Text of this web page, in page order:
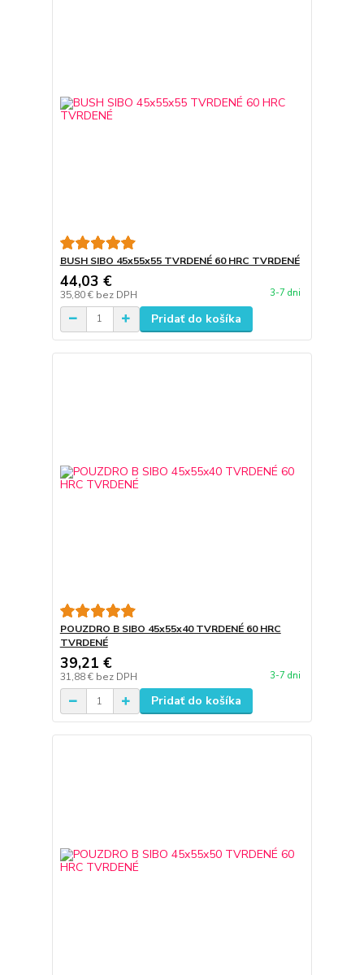
BUSH SIBO 45x55x55 TVRDENÉ 60 HRC TVRDENÉ
44,03 €
35,80 € bez DPH 3-7 dni
Pridať do košíka
POUZDRO B SIBO 45x55x40 TVRDENÉ 60 HRC
TVRDENÉ
39,21 €
31,88 € bez DPH 3-7 dni
Pridať do košíka